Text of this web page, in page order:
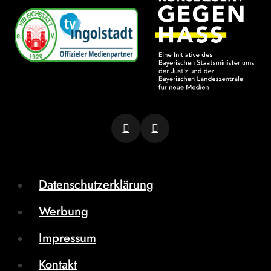
Datenschutzerklärung
Werbung
Impressum
Kontakt